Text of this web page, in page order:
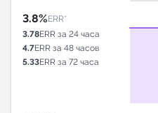
3.8%ERR*
3.78ERR за 24 часа
4.7ERR за 48 часов
5.33ERR за 72 часа